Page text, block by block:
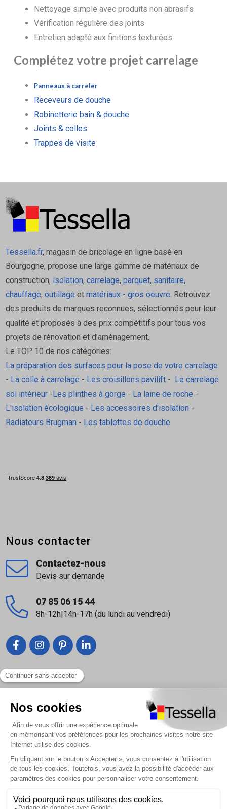
Nettoyage simple avec produits non abrasifs
Vérification régulière des joints
Entretien adapté aux finitions texturées
Complétez votre projet carrelage
Panneaux à carreler
Receveurs de douche
Robinetterie bain & douche
Joints & colles
Trappes de visite
Tessella.fr, magasin de bricolage en ligne basé en
Bourgogne, propose une large gamme de matériaux de
construction, isolation, carrelage, parquet, sanitaire,
chauffage, outillage et matériaux - gros oeuvre . Retrouvez
des produits de marques reconnues, sélectionnés pour leur
qualité et proposés à des prix compétitifs pour tous vos
projets de rénovation et d’aménagement.
Le TOP 10 de nos catégories:
La préparation des surfaces pour la pose de votre carrelage
- La colle à carrelage - Les croisillons pavilift- Le carrelage
sol intérieur-Les plinthes à gorge - La laine de roche -
L'isolation écologique - Les accessoires d'isolation -
Radiateurs Brugman - Les tablettes de douche
Liens utiles
Nous contacter
À propos
Paiement sécurisé
Livraison | Retour client
Nos tutos
Connexion / Inscription
Nous contacter
Contactez-nous
Devis sur demande
07 85 06 15 44
8h-12h|14h-17h (du lundi au vendredi)